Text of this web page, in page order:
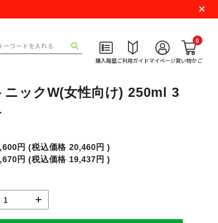
購入履歴ご利用ガイドマイページ買い物かご
0
ニックW(女性向け) 250ml 3
円 (税込価格20,460円 )
円 (税込価格 19,437円 )